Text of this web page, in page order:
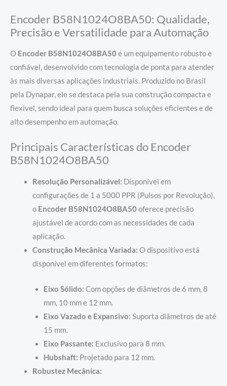
Encoder B58N1024O8BA50: Qualidade,
Precisão e Versatilidade para Automação
O Encoder B58N1024O8BA50é um equipamento robusto e
confiável, desenvolvido com tecnologia de ponta para atender
às mais diversas aplicações industriais. Produzido no Brasil
pela Dynapar, ele se destaca pela sua construção compacta e
flexível, sendo ideal para quem busca soluções eficientes e de
alto desempenho em automação.
Principais Características do Encoder
B58N1024O8BA50
Resolução Personalizável: Disponível em
configurações de 1 a 5000 PPR (Pulsos por Revolução),
o Encoder B58N1024O8BA50oferece precisão
ajustável de acordo com as necessidades de cada
aplicação.
Construção Mecânica Variada: O dispositivo está
disponível em diferentes formatos:
Eixo Sólido: Com opções de diâmetros de 6 mm, 8
mm, 10 mm e 12 mm.
Eixo Vazado e Expansivo: Suporta diâmetros de até
15 mm.
Eixo Passante: Exclusivo para 8 mm.
Hubshaft: Projetado para 12 mm.
Robustez Mecânica: